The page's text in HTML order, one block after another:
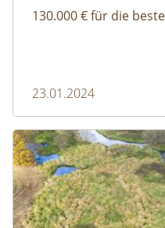
130.000 € für die
23.01.2024
Auf dem Weg zu einem